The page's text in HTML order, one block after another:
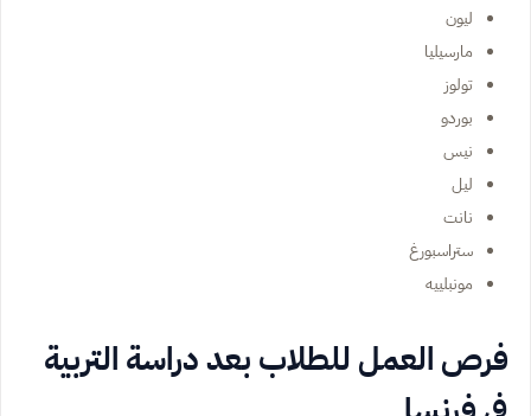
ليون
مارسيليا
تولوز
بوردو
نيس
ليل
نانت
ستراسبورغ
مونبلييه
فرص العمل للطلاب بعد دراسة التربية